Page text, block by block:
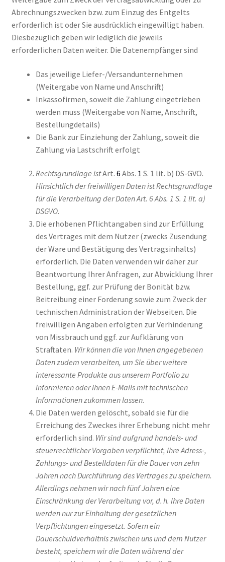
Abrechnungszwecken bzw. zum Einzug des Entgelts
erforderlich ist oder Sie ausdrücklich eingewilligt haben.
Diesbezüglich geben wir lediglich die jeweils
erforderlichen Daten weiter. Die Datenempfänger sind
Das jeweilige Liefer-/Versandunternehmen
(Weitergabe von Name und Anschrift)
Inkassofirmen, soweit die Zahlung eingetrieben
werden muss (Weitergabe von Name, Anschrift,
Bestellungdetails)
Die Bank zur Einziehung der Zahlung, soweit die
Zahlung via Lastschrift erfolgt
Rechtsgrundlage istArt. 6 Abs. 1 S. 1 lit. b) DS-GVO.
Hinsichtlich der freiwilligen Daten ist Rechtsgrundlage
für die Verarbeitung der Daten Art. 6 Abs. 1 S. 1 lit. a)
DSGVO.
Die erhobenen Pflichtangaben sind zur Erfüllung
des Vertrages mit dem Nutzer (zwecks Zusendung
der Ware und Bestätigung des Vertragsinhalts)
erforderlich. Die Daten verwenden wir daher zur
Beantwortung Ihrer Anfragen, zur Abwicklung Ihrer
Bestellung, ggf. zur Prüfung der Bonität bzw.
Beitreibung einer Forderung sowie zum Zweck der
technischen Administration der Webseiten. Die
freiwilligen Angaben erfolgten zur Verhinderung
von Missbrauch und ggf. zur Aufklärung von
Straftaten. Wir können die von Ihnen angegebenen
Daten zudem verarbeiten, um Sie über weitere
interessante Produkte aus unserem Portfolio zu
informieren oder Ihnen E-Mails mit technischen
Informationen zukommen lassen.
Die Daten werden gelöscht, sobald sie für die
Erreichung des Zweckes ihrer Erhebung nicht mehr
erforderlich sind. Wir sind aufgrund handels- und
steuerrechtlicher Vorgaben verpflichtet, Ihre Adress-,
Zahlungs- und Bestelldaten für die Dauer von zehn
Jahren nach Durchführung des Vertrages zu speichern.
Allerdings nehmen wir nach fünf Jahren eine
Einschränkung der Verarbeitung vor, d. h. Ihre Daten
werden nur zur Einhaltung der gesetzlichen
Verpflichtungen eingesetzt. Sofern ein
Dauerschuldverhältnis zwischen uns und dem Nutzer
besteht, speichern wir die Daten während der